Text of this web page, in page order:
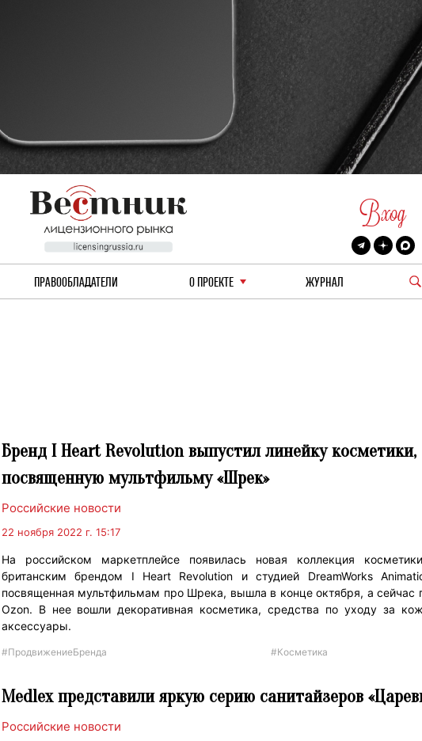
Вход
ПРАВООБЛАДАТЕЛИ О ПРОЕКТЕ ЖУРНАЛ
Бренд I Heart Revolution выпустил линейку косметики,
посвященную мультфильму «Шрек»
Российские новости
22 ноября 2022 г. 15:17
На российском маркетплейсе появилась новая коллекция
британским брендом I Heart Revolution и студией DreamWorks
посвященная мультфильмам про Шрека, вышла в конце октября, а сейчас
Ozon. В нее вошли декоративная косметика, средства по уходу за
аксессуары.
#ПродвижениеБренда #Косметика
Medlex представили яркую серию санитайзеров
Российские новости